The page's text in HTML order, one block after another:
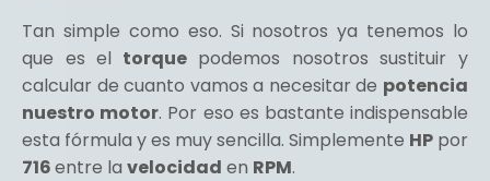
Tan simple como eso. Si nosotros ya tenemos lo
que es el torquepodemos nosotros sustituir y
calcular de cuanto vamos a necesitar de potencia
nuestro motor. Por eso es bastante indispensable
esta fórmula y es muy sencilla. Simplemente HP por
716entre la velocidad en RPM.